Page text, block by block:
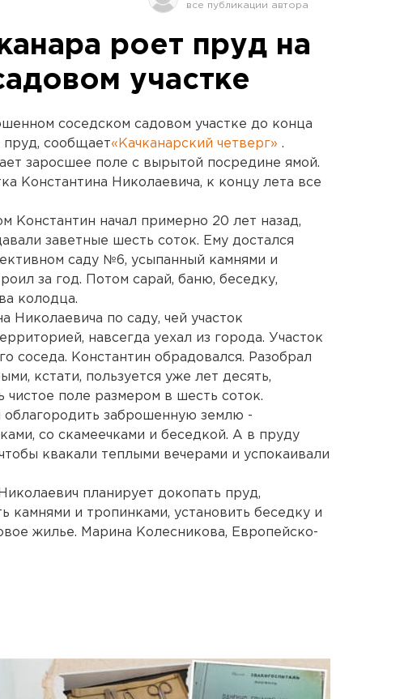
роет пруд на
участке
соседском садовом участке до конца
пруд, сообщает«Качканарский четверг» .
заросшее поле с вырытой посредине ямой.
Константина Николаевича, к концу лета все
Константин начал примерно 20 лет назад,
заветные шесть соток. Ему достался
саду №6, усыпанный камнями и
за год. Потом сарай, баню, беседку,
колодца.
Николаевича по саду, чей участок
навсегда уехал из города. Участок
соседа. Константин обрадовался. Разобрал
кстати, пользуется уже лет десять,
чистое поле размером в шесть соток.
заброшенную землю -
со скамеечками и беседкой. А в пруду
квакали теплыми вечерами и успокаивали
планирует докопать пруд,
камнями и тропинками, установить беседку и
жилье. Марина Колесникова, Европейско-